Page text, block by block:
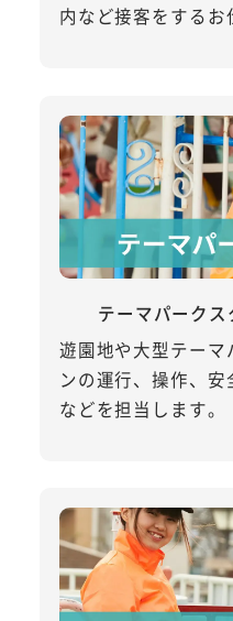
内など接客をするお
テーマパーク
遊園地や大型テーマ
ンの運行、操作、
などを担当します。